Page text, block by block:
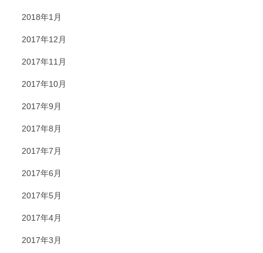
2018年1月
2017年12月
2017年11月
2017年10月
2017年9月
2017年8月
2017年7月
2017年6月
2017年5月
2017年4月
2017年3月